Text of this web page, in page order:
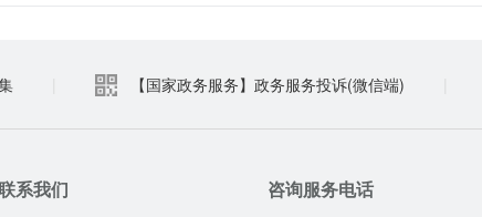
【国家政务服务】政务服务投诉(微信端)
系我们 咨询服务电话